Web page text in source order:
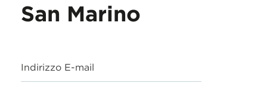
San Marino
Indirizzo E-mail